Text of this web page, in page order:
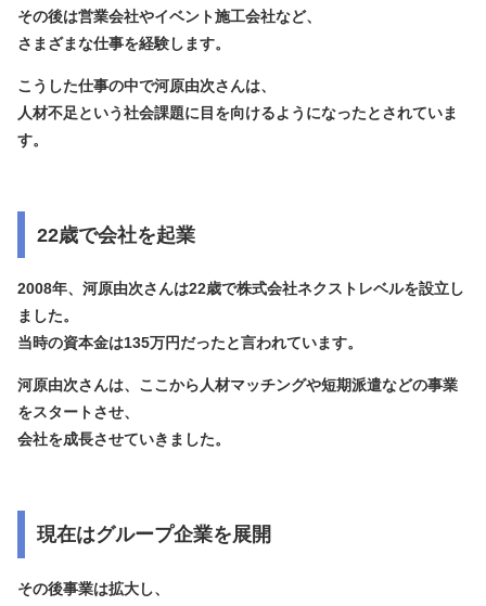
その後は営業会社やイベント施工会社など、
さまざまな仕事を経験します。
こうした仕事の中で河原由次さんは、
人材不足という社会課題に目を向けるようになったとされていま
す。
22歳で会社を起業
2008年、河原由次さんは22歳で株式会社ネクストレベルを設立し
ました。
当時の資本金は135万円だったと言われています。
河原由次さんは、ここから人材マッチングや短期派遣などの事業
をスタートさせ、
会社を成長させていきました。
現在はグループ企業を展開
その後事業は拡大し、